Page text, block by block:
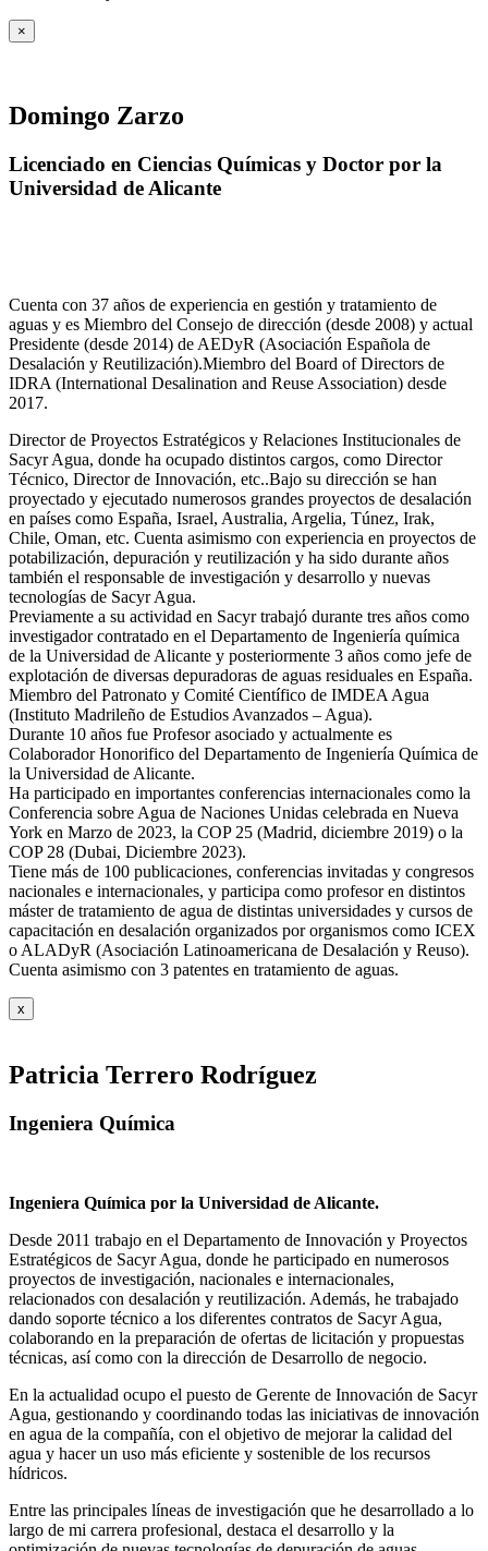
×
Domingo Zarzo
Licenciado en Ciencias Químicas y Doctor por la
Universidad de Alicante
Cuenta con 37 años de experiencia en gestión y tratamiento de
aguas y es Miembro del Consejo de dirección (desde 2008) y actual
Presidente (desde 2014) de AEDyR (Asociación Española de
Desalación y Reutilización).Miembro del Board of Directors de
IDRA (International Desalination and Reuse Association) desde
2017.
Director de Proyectos Estratégicos y Relaciones Institucionales de
Sacyr Agua, donde ha ocupado distintos cargos, como Director
Técnico, Director de Innovación, etc..Bajo su dirección se han
proyectado y ejecutado numerosos grandes proyectos de desalación
en países como España, Israel, Australia, Argelia, Túnez, Irak,
Chile, Oman, etc. Cuenta asimismo con experiencia en proyectos de
potabilización, depuración y reutilización y ha sido durante años
también el responsable de investigación y desarrollo y nuevas
tecnologías de Sacyr Agua.
Previamente a su actividad en Sacyr trabajó durante tres años como
investigador contratado en el Departamento de Ingeniería química
de la Universidad de Alicante y posteriormente 3 años como jefe de
explotación de diversas depuradoras de aguas residuales en España.
Miembro del Patronato y Comité Científico de IMDEA Agua
(Instituto Madrileño de Estudios Avanzados – Agua).
Durante 10 años fue Profesor asociado y actualmente es
Colaborador Honorifico del Departamento de Ingeniería Química de
la Universidad de Alicante.
Ha participado en importantes conferencias internacionales como la
Conferencia sobre Agua de Naciones Unidas celebrada en Nueva
York en Marzo de 2023, la COP 25 (Madrid, diciembre 2019) o la
COP 28 (Dubai, Diciembre 2023).
Tiene más de 100 publicaciones, conferencias invitadas y congresos
nacionales e internacionales, y participa como profesor en distintos
máster de tratamiento de agua de distintas universidades y cursos de
capacitación en desalación organizados por organismos como ICEX
o ALADyR (Asociación Latinoamericana de Desalación y Reuso).
Cuenta asimismo con 3 patentes en tratamiento de aguas.
x
Patricia Terrero Rodríguez
Ingeniera Química
Ingeniera Química por la Universidad de Alicante.
Desde 2011 trabajo en el Departamento de Innovación y Proyectos
Estratégicos de Sacyr Agua, donde he participado en numerosos
proyectos de investigación, nacionales e internacionales,
relacionados con desalación y reutilización. Además, he trabajado
dando soporte técnico a los diferentes contratos de Sacyr Agua,
colaborando en la preparación de ofertas de licitación y propuestas
técnicas, así como con la dirección de Desarrollo de negocio.
En la actualidad ocupo el puesto de Gerente de Innovación de Sacyr
Agua, gestionando y coordinando todas las iniciativas de innovación
en agua de la compañía, con el objetivo de mejorar la calidad del
agua y hacer un uso más eficiente y sostenible de los recursos
hídricos.
Entre las principales líneas de investigación que he desarrollado a lo
largo de mi carrera profesional, destaca el desarrollo y la